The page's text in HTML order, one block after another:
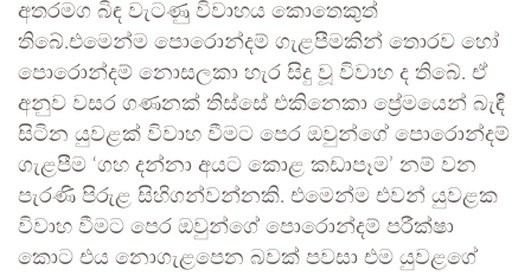
අතරමග බිඳ වැටණු විවාහය කොතෙකුත්
තිබේ.එමෙන්ම පොරොන්දම් ගැළපීමකින් තොරව හෝ
පොරොන්දම් නොසලකා හැර සිදු වූ විවාහ ද තිබේ. ඒ
අනුව වසර ගණනක් තිස්සේ එකිනෙකා ප්‍රේමයෙන් බැඳී
සිටින යුවළක් විවාහ වීමට පෙර ඔවුන්ගේ පොරොන්දම්
ගැළපීම ‘ගහ දන්නා අයට කොළ කඩාපෑම’ නම් වන
පැරණි පිරුළ සිහිගන්වන්නකි. එමෙන්ම එවන් යුවළක
විවාහ වීමට පෙර ඔවුන්ගේ පොරොන්දම් පරීක්ෂා
කොට එය නොගැළපෙන බවක් පවසා එම යුවළගේ